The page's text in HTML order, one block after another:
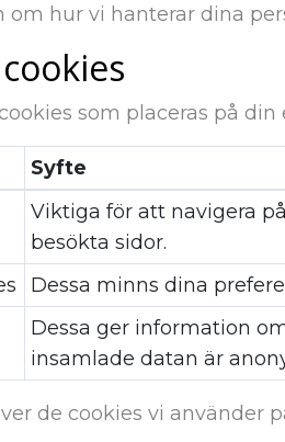
hur vi hanterar dina
som placeras på
Syfte
Viktiga för att navigera
besökta sidor.
Dessa minns dina
Dessa ger information
insamlade datan är
de cookies vi använder